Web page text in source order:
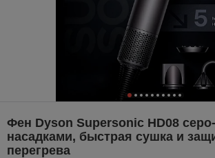
Фен Dyson Supersonic HD08
насадками, быстрая сушка и
перегрева